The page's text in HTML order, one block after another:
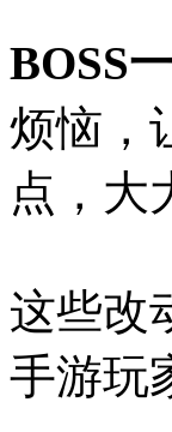
BOSS
烦恼，
点，大
这些改
手游玩